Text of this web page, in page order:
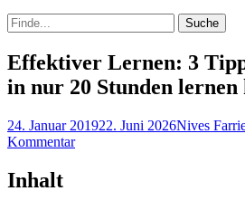
bei
der
Suche
Suche
nach:
Effektiver Lernen: 3
in nur 20 Stunden lernen
Posted
on
24. Januar 201922. Juni 2026Autor
Nives
Kommentar
Inhalt